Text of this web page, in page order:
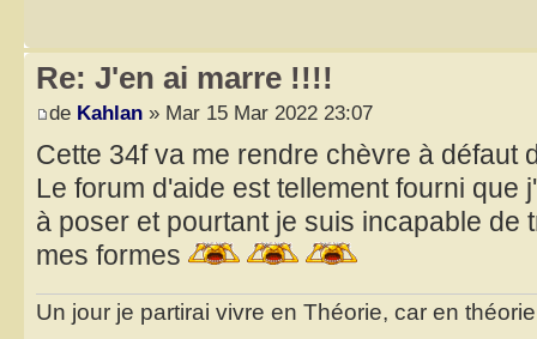
Re: J'en ai marre !!!!
de Kahlan » Mar 15 Mar 2022 23:07
Cette 34f va me rendre chèvre à défaut
Le forum d'aide est tellement fourni que
à poser et pourtant je suis incapable de
mes formes
Un jour je partirai vivre en Théorie, car en